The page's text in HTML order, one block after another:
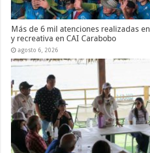
Más de 6 mil atenciones realizadas
y recreativa en CAI Carabobo
agosto 6, 2026